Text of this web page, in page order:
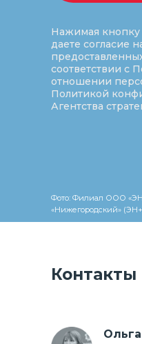
Нажимая кнопку
даете согласие
соответствии с
отношении
Политикой
Агентства
Фото: Филиал ООО
«Нижегородский»
Контакты